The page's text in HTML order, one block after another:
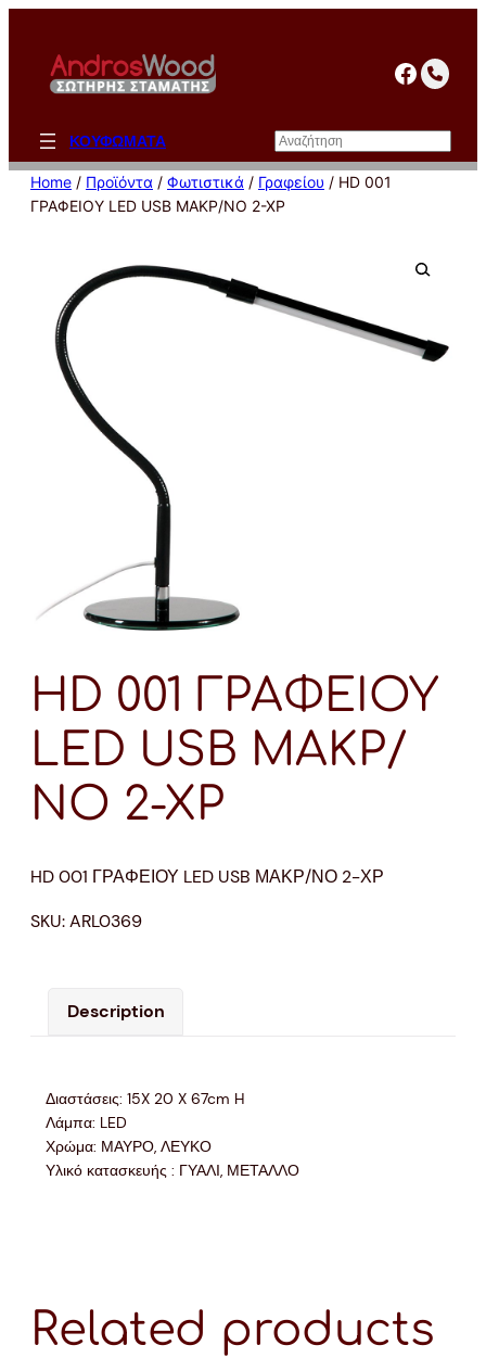
περιεχόμενο
ΚΟΥΦΩΜΑΤΑ Αναζήτηση
Home / Προϊόντα / Φωτιστικά / Γραφείου / HD 001
ΓΡΑΦΕΙΟΥ LED USB ΜΑΚΡ/ΝΟ 2-ΧΡ
HD 001 ΓΡΑΦΕΙΟΥ
LED USB ΜΑΚΡ/
ΝΟ 2-ΧΡ
HD 001 ΓΡΑΦΕΙΟΥ LED USB ΜΑΚΡ/ΝΟ 2-ΧΡ
SKU:ARL0369
Description
Διαστάσεις: 15X 20 X 67cm H
Λάμπα: LED
Χρώμα: ΜΑΥΡΟ, ΛΕΥΚΟ
Υλικό κατασκευής : ΓΥΑΛΙ, ΜΕΤΑΛΛΟ
Related products